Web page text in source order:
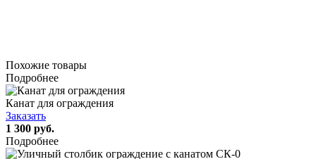
Похожие товары
Подробнее
Канат для ограждения
Заказать
1 300 руб.
Подробнее